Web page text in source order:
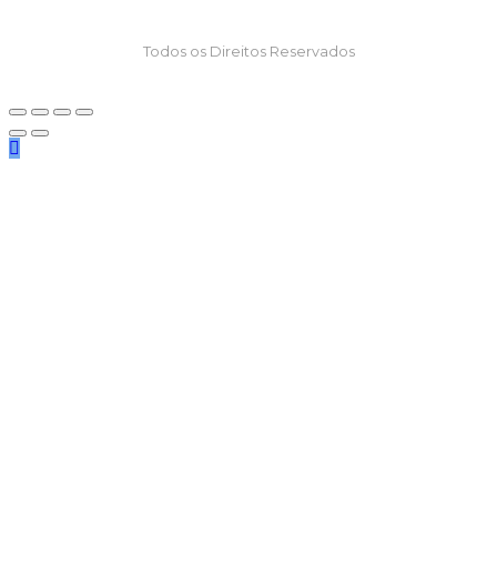
Todos os Direitos Reservados